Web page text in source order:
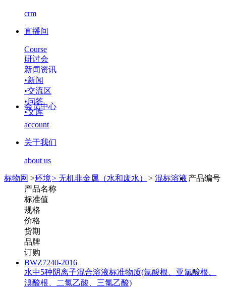
crm
直播间
Course
研讨会
新闻资讯
•新闻
•交流区
•问答
•文库
会员中心
account
关于我们
about us
标物网 >环境> 无机非金属（水和废水） > 混标溶液 产品编号
产品名称
标准值
规格
价格
货期
品牌
订购
BWZ7240-2016
水中5种阴离子混合溶液标准物质(氯酸根、亚氯酸根、
溴酸根、二氯乙酸、三氯乙酸)